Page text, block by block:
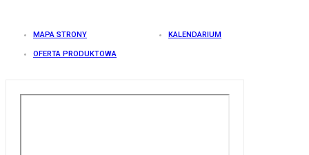
MAPA STRONY KALENDARIUM
OFERTA PRODUKTOWA